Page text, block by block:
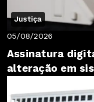
Justiça
05/08/2026
Assinatura
alteração em